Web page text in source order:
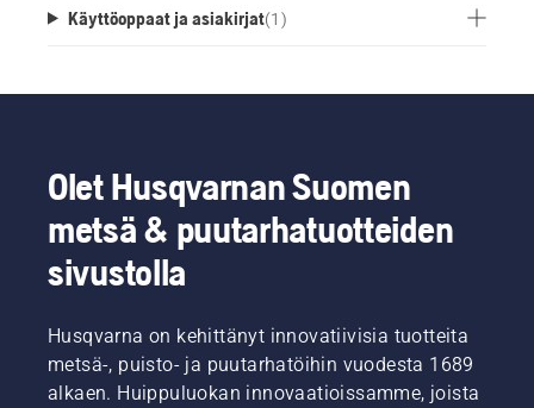
Käyttöoppaat ja asiakirjat(1 )
Olet Husqvarnan Suomen
metsä & puutarhatuotteiden
sivustolla
Husqvarna on kehittänyt innovatiivisia tuotteita
metsä-, puisto- ja puutarhatöihin vuodesta 1689
alkaen. Huippuluokan innovaatioissamme, joista